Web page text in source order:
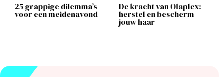
25 grappige dilemma’s
voor een meidenavond
De kracht van Olaplex:
herstel en bescherm
jouw haar